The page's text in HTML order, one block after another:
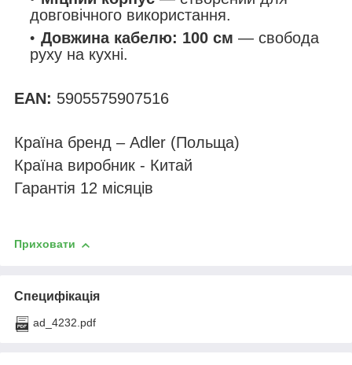
довговічного використання.
Довжина кабелю: 100 см — свобода
руху на кухні.
EAN: 5905575907516
Країна бренд – Adler (Польща)
Країна виробник - Китай
Гарантія 12 місяців
Приховати
Специфікація
ad_4232.pdf